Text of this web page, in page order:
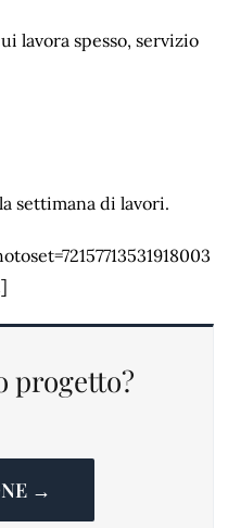
lavora spesso, servizio
settimana di lavori.
progetto?
→